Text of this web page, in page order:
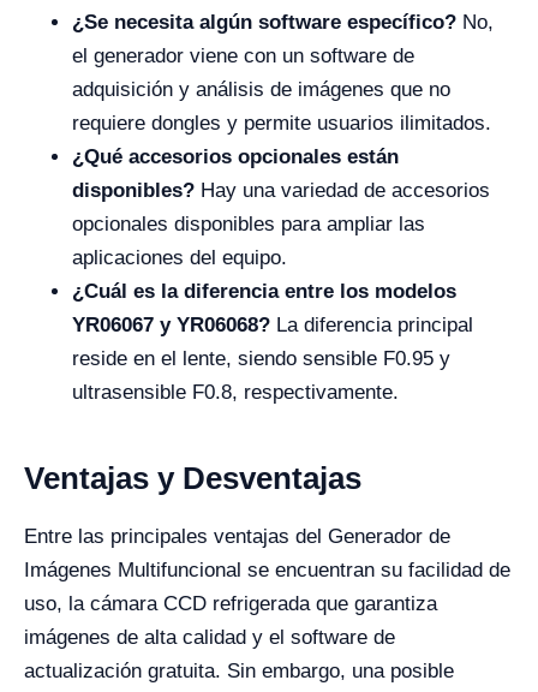
¿Se necesita algún software específico? No,
el generador viene con un software de
adquisición y análisis de imágenes que no
requiere dongles y permite usuarios ilimitados.
¿Qué accesorios opcionales están
disponibles? Hay una variedad de accesorios
opcionales disponibles para ampliar las
aplicaciones del equipo.
¿Cuál es la diferencia entre los modelos
YR06067 y YR06068? La diferencia principal
reside en el lente, siendo sensible F0.95 y
ultrasensible F0.8, respectivamente.
Ventajas y Desventajas
Entre las principales ventajas del Generador de
Imágenes Multifuncional se encuentran su facilidad de
uso, la cámara CCD refrigerada que garantiza
imágenes de alta calidad y el software de
actualización gratuita. Sin embargo, una posible